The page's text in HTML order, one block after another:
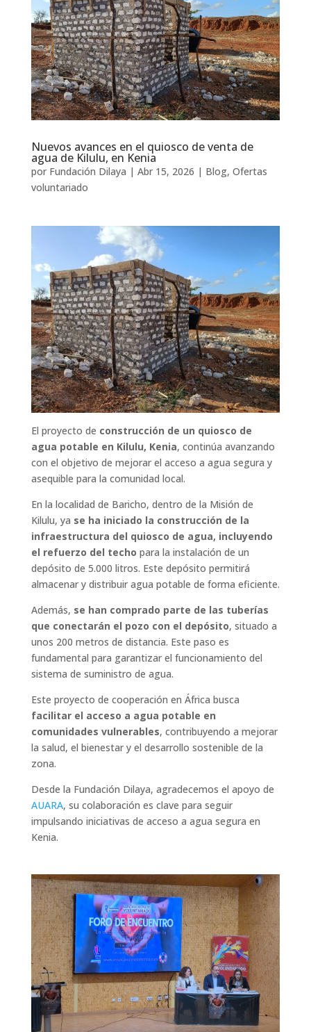
Nuevos avances en el quiosco de venta de
agua de Kilulu, en Kenia
por Fundación Dilaya | Abr 15, 2026 | Blog, Ofertas
voluntariado
El proyecto de construcción de un quiosco de
agua potable en Kilulu, Kenia, continúa avanzando
con el objetivo de mejorar el acceso a agua segura y
asequible para la comunidad local.
En la localidad de Baricho, dentro de la Misión de
Kilulu, ya se ha iniciado la construcción de la
infraestructura del quiosco de agua, incluyendo
el refuerzo del techo para la instalación de un
depósito de 5.000 litros. Este depósito permitirá
almacenar y distribuir agua potable de forma eficiente.
Además, se han comprado parte de las tuberías
que conectarán el pozo con el depósito, situado a
unos 200 metros de distancia. Este paso es
fundamental para garantizar el funcionamiento del
sistema de suministro de agua.
Este proyecto de cooperación en África busca
facilitar el acceso a agua potable en
comunidades vulnerables, contribuyendo a mejorar
la salud, el bienestar y el desarrollo sostenible de la
zona.
Desde la Fundación Dilaya, agradecemos el apoyo de
AUARA, su colaboración es clave para seguir
impulsando iniciativas de acceso a agua segura en
Kenia.